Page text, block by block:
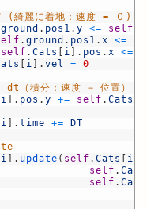
(綺麗に着地：速度 = ０)
ground . pos1 . y <= self
. ground . pos1 . x <=
self . Cats i . pos . x <=
i . vel = 0
積分：速度 ⇒ 位置）
i . pos . y += self . Cats
i . time += DT
i . update ( self . Cats i
self . Cats
self . Cats